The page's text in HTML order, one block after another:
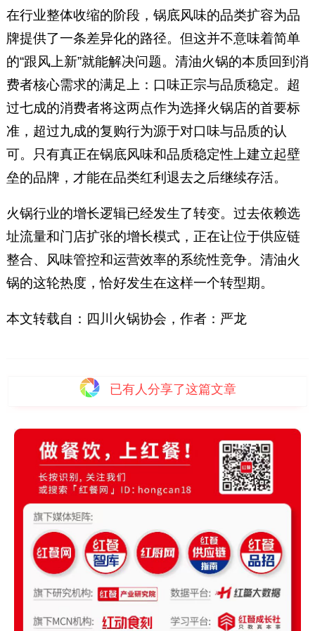
在行业整体收缩的阶段，锅底风味的品类扩容为品
牌提供了一条差异化的路径。但这并不意味着简单
的“跟风上新”就能解决问题。清油火锅的本质回到消
费者核心需求的满足上：口味正宗与品质稳定。超
过七成的消费者将这两点作为选择火锅店的首要标
准，超过九成的复购行为源于对口味与品质的认
可。只有真正在锅底风味和品质稳定性上建立起壁
垒的品牌，才能在品类红利退去之后继续存活。
火锅行业的增长逻辑已经发生了转变。过去依赖选
址流量和门店扩张的增长模式，正在让位于供应链
整合、风味管控和运营效率的系统性竞争。清油火
锅的这轮热度，恰好发生在这样一个转型期。
本文转载自：四川火锅协会，作者：严龙
已有 人分享了这篇文章